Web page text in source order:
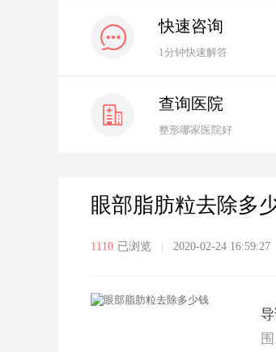
快速咨询
1分钟快速解答
查询医院
整形哪家医院好
眼部脂肪粒去除多
1110 已浏览 2020-02-24 16:59:27
导